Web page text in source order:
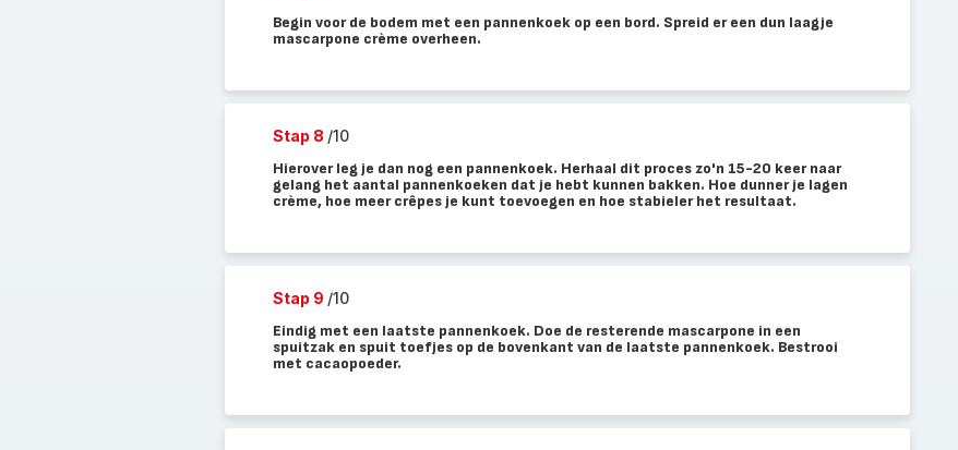
Begin voor de bodem met een pannenkoek op een bord. Spreid er een dun laagje
mascarpone crème overheen.
Stap 8 /10
Hierover leg je dan nog een pannenkoek. Herhaal dit proces zo'n 15-20 keer naar
gelang het aantal pannenkoeken dat je hebt kunnen bakken. Hoe dunner je lagen
crème, hoe meer crêpes je kunt toevoegen en hoe stabieler het resultaat.
Stap 9 /10
Eindig met een laatste pannenkoek. Doe de resterende mascarpone in een
spuitzak en spuit toefjes op de bovenkant van de laatste pannenkoek. Bestrooi
met cacaopoeder.